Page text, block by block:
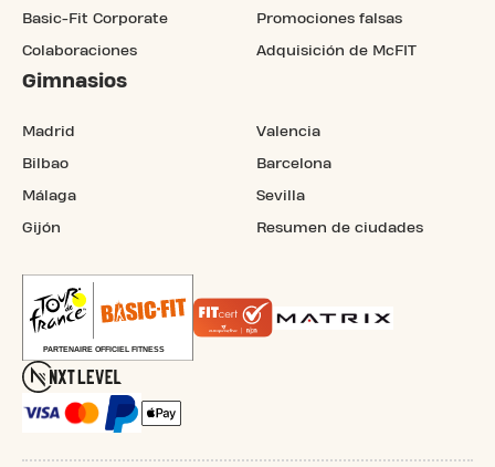
Basic-Fit Corporate
Colaboraciones
Promociones falsas
Adquisición de McFIT
Gimnasios
Madrid
Bilbao
Málaga
Gijón
Valencia
Barcelona
Sevilla
Resumen de ciudades